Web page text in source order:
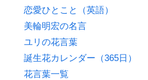
恋愛ひとこと（英語）
美輪明宏の名言
ユリの花言葉
誕生花カレンダー（365日）
花言葉一覧